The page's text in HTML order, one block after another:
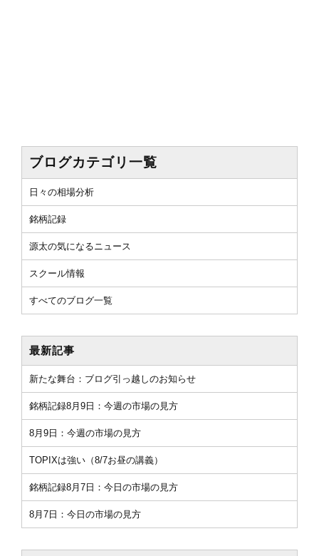
ブログカテゴリ一覧
日々の相場分析
銘柄記録
源太の気になるニュース
スクール情報
すべてのブログ一覧
最新記事
新たな舞台：ブログ引っ越しのお知らせ
銘柄記録8月9日：今週の市場の見方
8月9日：今週の市場の見方
TOPIXは強い（8/7お昼の講義）
銘柄記録8月7日：今日の市場の見方
8月7日：今日の市場の見方